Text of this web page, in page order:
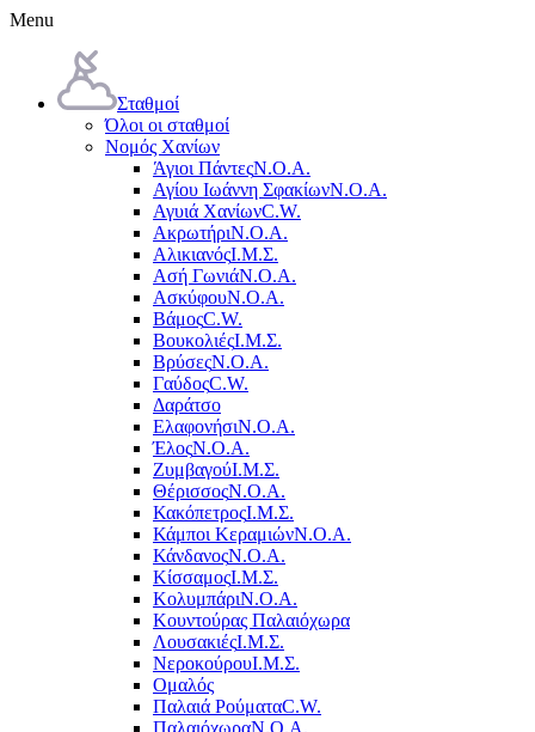
Menu
Σταθμοί
Όλοι οι σταθμοί
Νομός Χανίων
Άγιοι ΠάντεςΝ.Ο.Α.
Αγίου Ιωάννη ΣφακίωνΝ.Ο.Α.
Αγυιά ΧανίωνC.W.
ΑκρωτήριΝ.Ο.Α.
ΑλικιανόςΙ.Μ.Σ.
Ασή ΓωνιάΝ.Ο.Α.
ΑσκύφουΝ.Ο.Α.
ΒάμοςC.W.
ΒουκολιέςΙ.Μ.Σ.
ΒρύσεςΝ.Ο.Α.
ΓαύδοςC.W.
Δαράτσο
ΕλαφονήσιΝ.Ο.Α.
ΈλοςΝ.Ο.Α.
ΖυμβαγούΙ.Μ.Σ.
ΘέρισσοςΝ.Ο.Α.
ΚακόπετροςΙ.Μ.Σ.
Κάμποι ΚεραμιώνΝ.Ο.Α.
ΚάνδανοςΝ.Ο.Α.
ΚίσσαμοςΙ.Μ.Σ.
ΚολυμπάριΝ.Ο.Α.
Κουντούρας Παλαιόχωρα
ΛουσακιέςΙ.Μ.Σ.
ΝεροκούρουΙ.Μ.Σ.
Ομαλός
Παλαιά ΡούματαC.W.
ΠαλαιόχωραΝ.Ο.Α.